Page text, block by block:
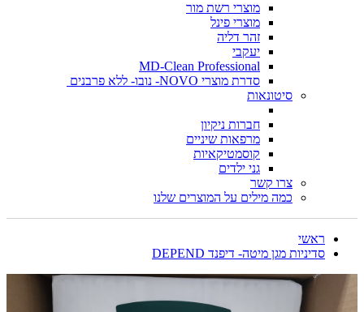
מוצרי רשת מור
מוצרי פינל
זהר דליה
יעקבי
MD-Clean Professional
סדרת מוצרי NOVO- נובו- ללא פרבנים
סיטונאות
חברות ניקיון
מרפאות שיניים
קוסמטיקאיות
גני ילדים
צרו קשר
כמה מילים על המוצרים שלנו
ראשי
סדיניות מגן מיטה- דיפנד DEPEND